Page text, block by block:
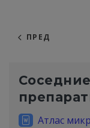
ПРЕД
Атлас